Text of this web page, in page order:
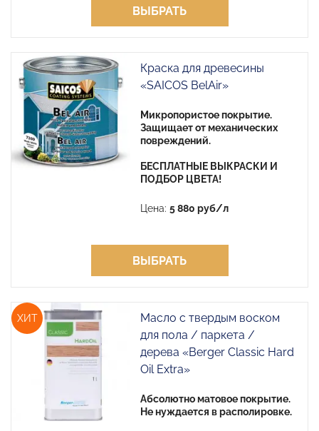
ВЫБРАТЬ
Краска для древесины
«SAICOS BelAir»
Микропористое покрытие.
Защищает от механических
повреждений.
БЕСПЛАТНЫЕ ВЫКРАСКИ И
ПОДБОР ЦВЕТА!
Цена:5 880 руб/л
ВЫБРАТЬ
ХИТ
Масло с твердым воском
для пола / паркета /
дерева «Berger Classic Hard
Oil Extra»
Абсолютно матовое покрытие.
Не нуждается в располировке.